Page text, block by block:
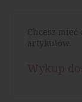
Chcesz
artykułów.